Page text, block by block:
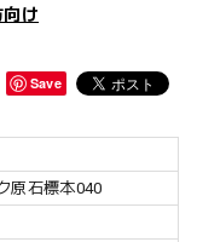
向け
Save
原石標本040